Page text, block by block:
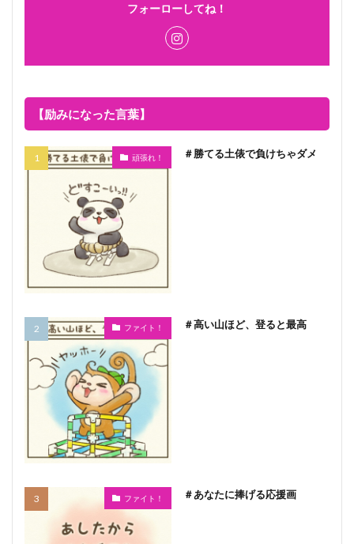
フォーローしてね！
【励みになった言葉】
頑張れ！ ＃勝てる土俵で負けちゃダメ
ファイト！ ＃高い山ほど、登ると最高
ファイト！ ＃あなたに捧げる応援画